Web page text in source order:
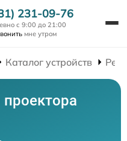
231-09-76
с 9:00 до 21:00
мне утром
Каталог устройств